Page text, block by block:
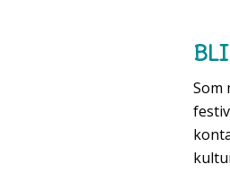
Som